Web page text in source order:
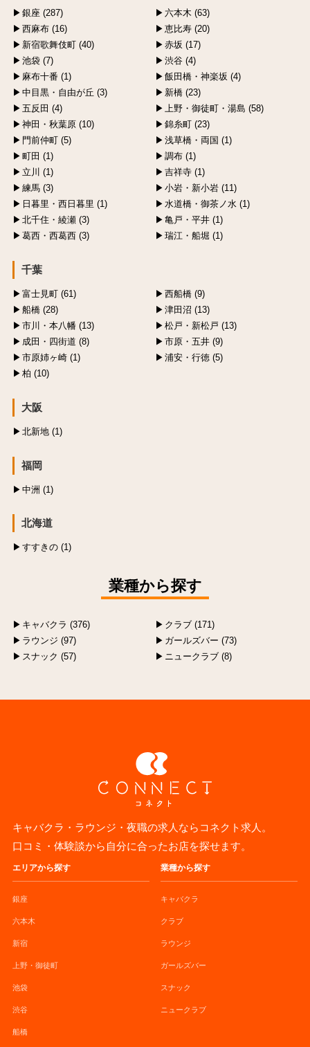
銀座 (287)
六本木 (63)
西麻布 (16)
恵比寿 (20)
新宿歌舞伎町 (40)
赤坂 (17)
池袋 (7)
渋谷 (4)
麻布十番 (1)
飯田橋・神楽坂 (4)
中目黒・自由が丘 (3)
新橋 (23)
五反田 (4)
上野・御徒町・湯島 (58)
神田・秋葉原 (10)
錦糸町 (23)
門前仲町 (5)
浅草橋・両国 (1)
町田 (1)
調布 (1)
立川 (1)
吉祥寺 (1)
練馬 (3)
小岩・新小岩 (11)
日暮里・西日暮里 (1)
水道橋・御茶ノ水 (1)
北千住・綾瀬 (3)
亀戸・平井 (1)
葛西・西葛西 (3)
瑞江・船堀 (1)
千葉
富士見町 (61)
西船橋 (9)
船橋 (28)
津田沼 (13)
市川・本八幡 (13)
松戸・新松戸 (13)
成田・四街道 (8)
市原・五井 (9)
市原姉ヶ崎 (1)
浦安・行徳 (5)
柏 (10)
大阪
北新地 (1)
福岡
中洲 (1)
北海道
すすきの (1)
業種から探す
キャバクラ (376)
クラブ (171)
ラウンジ (97)
ガールズバー (73)
スナック (57)
ニュークラブ (8)
キャバクラ・ラウンジ・夜職の求人ならコネクト求人。
口コミ・体験談から自分に合ったお店を探せます。
エリアから探す
銀座
六本木
新宿
上野・御徒町
池袋
渋谷
船橋
業種から探す
キャバクラ
クラブ
ラウンジ
ガールズバー
スナック
ニュークラブ